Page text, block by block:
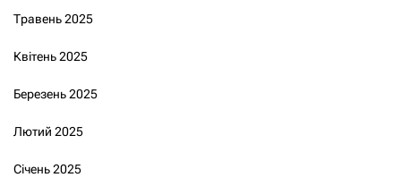
Травень 2025
Квітень 2025
Березень 2025
Лютий 2025
Січень 2025